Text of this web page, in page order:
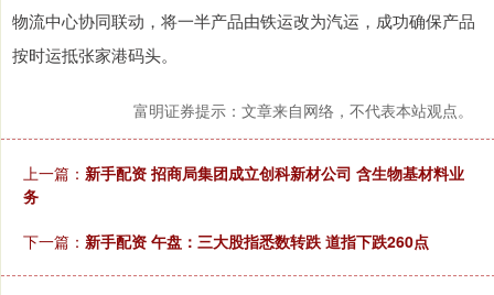
物流中心协同联动，将一半产品由铁运改为汽运，成功确保产品
按时运抵张家港码头。
富明证券提示：文章来自网络，不代表本站观点。
上一篇： 新手配资 招商局集团成立创科新材公司 含生物基材料业
务
下一篇： 新手配资 午盘：三大股指悉数转跌 道指下跌260点